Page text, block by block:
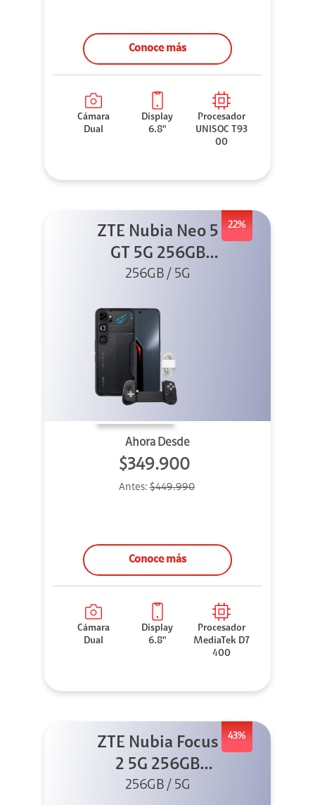
Conoce más
Cámara
Dual
Display
6.8"
Procesador
UNISOC T93
00
22%
ZTE Nubia Neo 5
GT 5G 256GB
Negro + GPAD +
256GB / 5G
Ahora Desde
$349.900
Antes:$449.990
Conoce más
Cámara
Dual
Display
6.8"
Procesador
MediaTek D7
400
43%
ZTE Nubia Focus
2 5G 256GB
Negro
256GB / 5G